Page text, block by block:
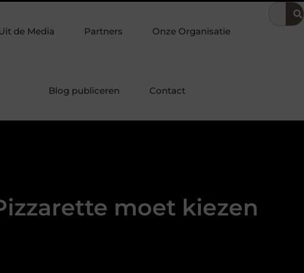
de Media Partners Onze Organisatie
Blog publiceren Contact
moet kiezen